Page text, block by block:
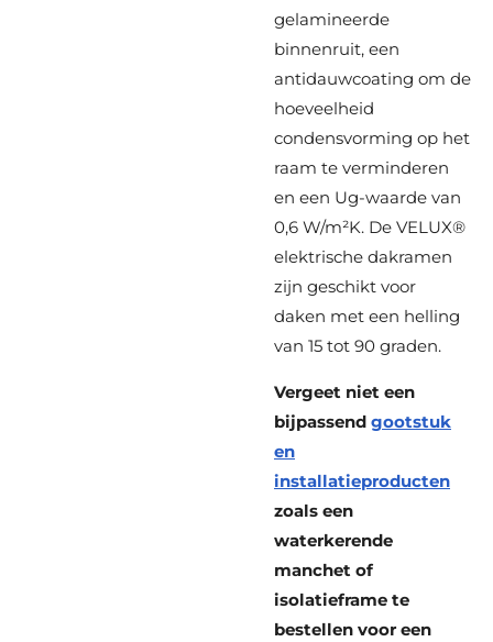
gelamineerde
binnenruit, een
antidauwcoating om de
hoeveelheid
condensvorming op het
raam te verminderen
en een Ug-waarde van
0,6 W/m²K. De VELUX®
elektrische dakramen
zijn geschikt voor
daken met een helling
van 15 tot 90 graden.
Vergeet niet een
bijpassend gootstuk
en
installatieproducten
zoals een
waterkerende
manchet of
isolatieframe te
bestellen voor een